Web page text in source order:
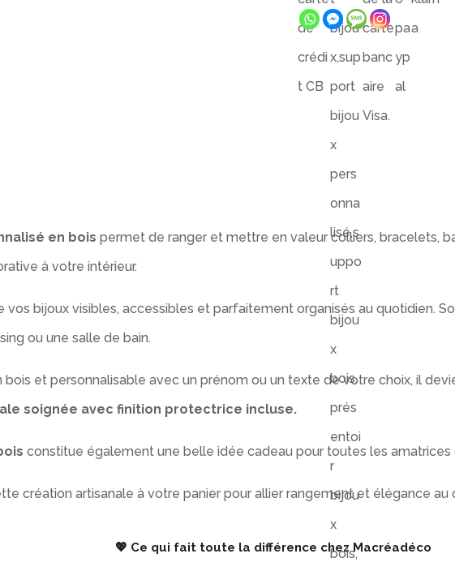
en
Bois
–
Présentoir
en bois permet de ranger et mettre en valeur colliers, bracelets,
à votre intérieur.
vos bijoux visibles, accessibles et parfaitement organisés au quotidien.
ou une salle de bain.
bois et personnalisable avec un prénom ou un texte de votre choix, il
soignée avec finition protectrice incluse.
constitue également une belle idée cadeau pour toutes les
création artisanale à votre panier pour allier rangement et élégance au
💖 Ce qui fait toute la différence chez Macréadéco